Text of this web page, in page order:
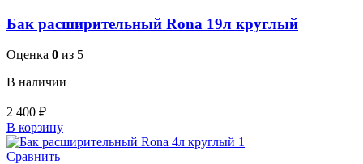
Бак расширительный Rona 19л круглый
Оценка 0 из 5
В наличии
2 400 ₽
В корзину
Сравнить